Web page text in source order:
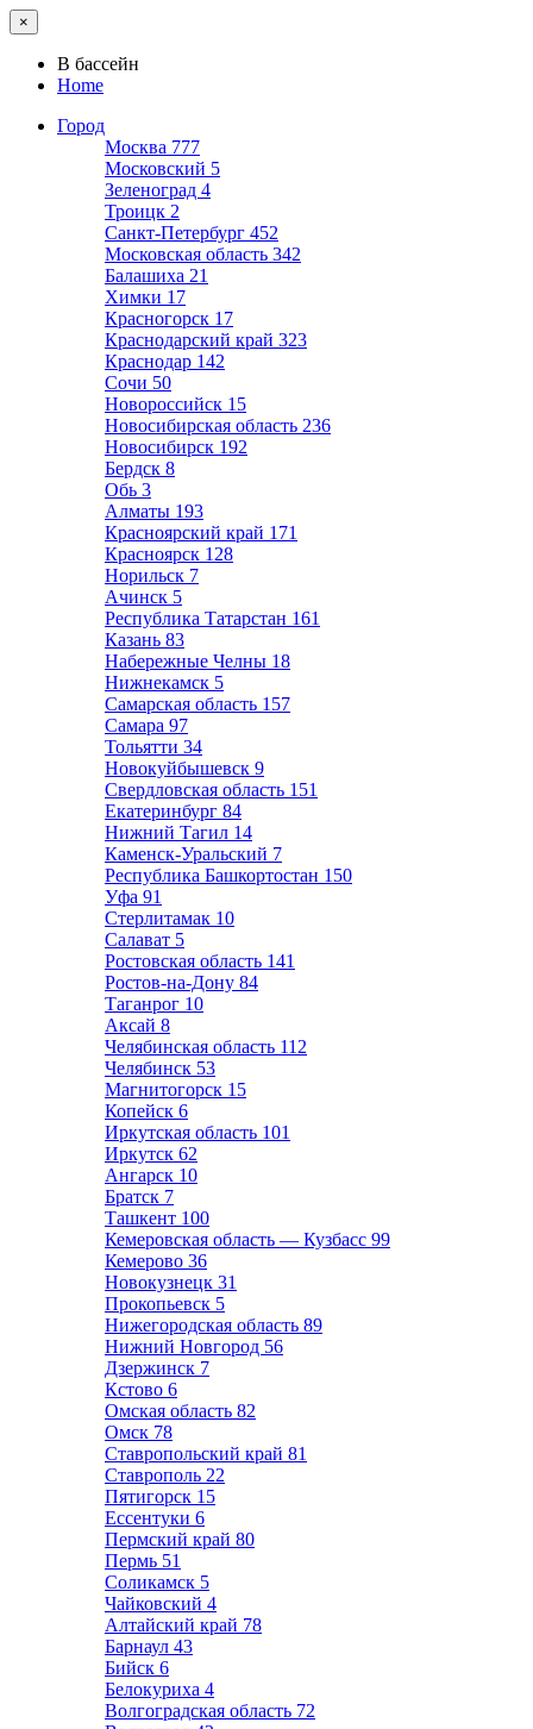
×
В бассейн
Home
Город
Москва 777
Московский 5
Зеленоград 4
Троицк 2
Санкт-Петербург 452
Московская область 342
Балашиха 21
Химки 17
Красногорск 17
Краснодарский край 323
Краснодар 142
Сочи 50
Новороссийск 15
Новосибирская область 236
Новосибирск 192
Бердск 8
Обь 3
Алматы 193
Красноярский край 171
Красноярск 128
Норильск 7
Ачинск 5
Республика Татарстан 161
Казань 83
Набережные Челны 18
Нижнекамск 5
Самарская область 157
Самара 97
Тольятти 34
Новокуйбышевск 9
Свердловская область 151
Екатеринбург 84
Нижний Тагил 14
Каменск-Уральский 7
Республика Башкортостан 150
Уфа 91
Стерлитамак 10
Салават 5
Ростовская область 141
Ростов-на-Дону 84
Таганрог 10
Аксай 8
Челябинская область 112
Челябинск 53
Магнитогорск 15
Копейск 6
Иркутская область 101
Иркутск 62
Ангарск 10
Братск 7
Ташкент 100
Кемеровская область — Кузбасс 99
Кемерово 36
Новокузнецк 31
Прокопьевск 5
Нижегородская область 89
Нижний Новгород 56
Дзержинск 7
Кстово 6
Омская область 82
Омск 78
Ставропольский край 81
Ставрополь 22
Пятигорск 15
Ессентуки 6
Пермский край 80
Пермь 51
Соликамск 5
Чайковский 4
Алтайский край 78
Барнаул 43
Бийск 6
Белокуриха 4
Волгоградская область 72